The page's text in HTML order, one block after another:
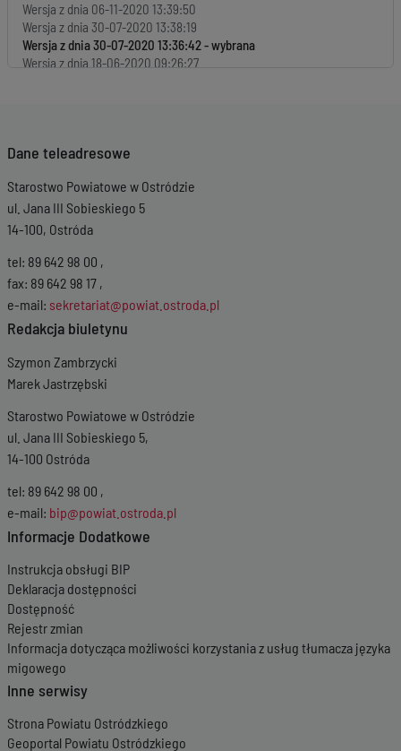
Wersja z dnia 06-11-2020 13:39:50
Wersja z dnia 30-07-2020 13:38:19
Wersja z dnia30-07-2020 13:36:42
Wersja z dnia 18-06-2020 09:26:27
Dane teleadresowe
Starostwo Powiatowe w Ostródzie
ul. Jana III Sobieskiego 5
14-100, Ostróda
tel: 89 642 98 00 ,
fax: 89 642 98 17 ,
e-mail: sekretariat@powiat.ostroda.pl
Redakcja biuletynu
Szymon Zambrzycki
Marek Jastrzębski
Starostwo Powiatowe w Ostródzie
ul. Jana III Sobieskiego 5,
14-100 Ostróda
tel: 89 642 98 00 ,
e-mail: bip@powiat.ostroda.pl
Informacje Dodatkowe
Instrukcja obsługi BIP
Deklaracja dostępności
Dostępność
Rejestr zmian
Informacja dotycząca możliwości korzystania z usług tłumacza języka
migowego
Inne serwisy
Strona Powiatu Ostródzkiego
Geoportal Powiatu Ostródzkiego